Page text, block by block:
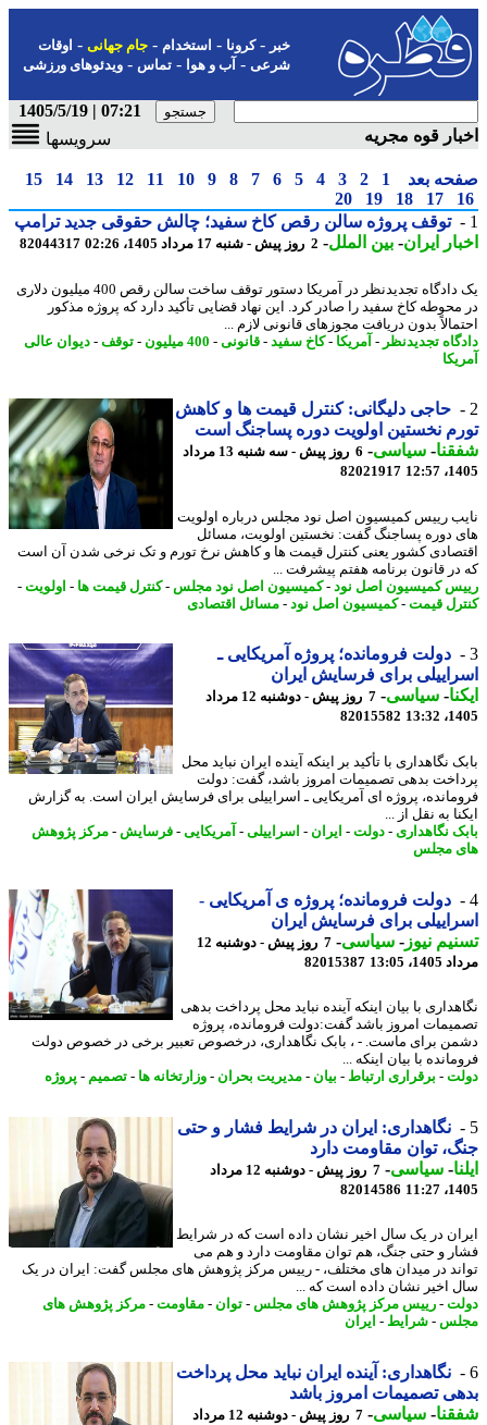
-کرونا-استخدام- جام جهانی-اوقات
شرعی-آب و هوا-تماس-ویدئوهای ورزشی
07:21 | 1405/5/19
قوه مجریه
سرویسها
بعد 1
2
3
4
5
6
7
8
9
10
11
12
13
14
15
17
18
19
20
توقف پروژه سالن رقص کاخ سفید؛ چالش حقوقی جدید ترامپ
ایران- بین الملل-2 روز پیش - شنبه 17 مرداد 1405، 02:26 82044317
یک دادگاه تجدیدنظر در آمریکا دستور توقف ساخت سالن رقص 400 میلیون دلاری
کاخ سفید را صادر کرد. این نهاد قضایی تأکید دارد که پروژه مذکور
بدون دریافت مجوزهای قانونی لازم ...
تجدیدنظر-آمریکا- کاخ سفید-قانونی-400 میلیون -توقف-دیوان عالی
حاجی دلیگانی: کنترل قیمت ها و کاهش
نخستین اولویت دوره پساجنگ است
-سیاسی-
6 روز پیش - سه شنبه 13 مرداد
82021917
رییس کمیسیون اصل نود مجلس درباره اولویت
دوره پساجنگ گفت: نخستین اولویت، مسائل
کشور یعنی کنترل قیمت ها و کاهش نرخ تورم و تک نرخی شدن آن است
قانون برنامه هفتم پیشرفت ...
کمیسیون اصل نود -کمیسیون اصل نود مجلس-کنترل قیمت ها- اولویت-
قیمت-کمیسیون اصل نود -مسائل اقتصادی
دولت فرومانده؛ پروژه آمریکایی ـ
برای فرسایش ایران
-سیاسی-
7 روز پیش - دوشنبه 12 مرداد
82015582
نگاهداری با تأکید بر اینکه آینده ایران نباید محل
بدهی تصمیمات امروز باشد، گفت: دولت
پروژه ای آمریکایی ـ اسراییلی برای فرسایش ایران است. به گزارش
به نقل از ...
نگاهداری- دولت-ایران - اسراییلی -آمریکایی-فرسایش-مرکز پژوهش
مجلس
دولت فرومانده؛ پروژه ی آمریکایی -
برای فرسایش ایران
نیوز-سیاسی-
7 روز پیش - دوشنبه 12
13:05
82015387
با بیان اینکه آینده نباید محل پرداخت بدهی
امروز باشد گفت:دولت فرومانده، پروژه
برای ماست. - ، بابک نگاهداری، درخصوص تعبیر برخی در خصوص دولت
با بیان اینکه ...
-برقراری ارتباط -بیان -مدیریت بحران- وزارتخانه ها- تصمیم-پروژه
نگاهداری: ایران در شرایط فشار و حتی
توان مقاومت دارد
-سیاسی-
7 روز پیش - دوشنبه 12 مرداد
82014586
در یک سال اخیر نشان داده است که در شرایط
و حتی جنگ، هم توان مقاومت دارد و هم می
در میدان های مختلف، - رییس مرکز پژوهش های مجلس گفت: ایران در یک
اخیر نشان داده است که ...
-رییس مرکز پژوهش های مجلس-توان- مقاومت-مرکز پژوهش های
-شرایط -ایران
نگاهداری: آینده ایران نباید محل پرداخت
تصمیمات امروز باشد
-سیاسی-
7 روز پیش - دوشنبه 12 مرداد